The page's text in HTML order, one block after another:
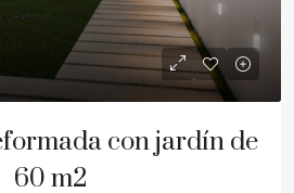
con jardín de
60 m2